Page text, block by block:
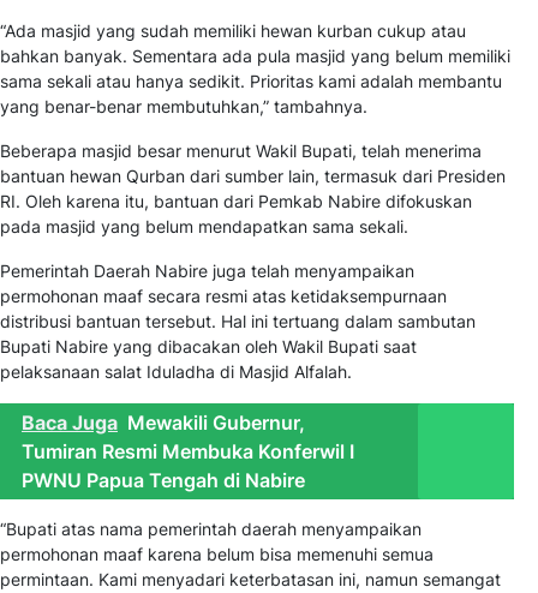
“Ada masjid yang sudah memiliki hewan kurban cukup atau
bahkan banyak. Sementara ada pula masjid yang belum memiliki
sama sekali atau hanya sedikit. Prioritas kami adalah membantu
yang benar-benar membutuhkan,” tambahnya.
Beberapa masjid besar menurut Wakil Bupati, telah menerima
bantuan hewan Qurban dari sumber lain, termasuk dari Presiden
RI. Oleh karena itu, bantuan dari Pemkab Nabire difokuskan
pada masjid yang belum mendapatkan sama sekali.
Pemerintah Daerah Nabire juga telah menyampaikan
permohonan maaf secara resmi atas ketidaksempurnaan
distribusi bantuan tersebut. Hal ini tertuang dalam sambutan
Bupati Nabire yang dibacakan oleh Wakil Bupati saat
pelaksanaan salat Iduladha di Masjid Alfalah.
Baca Juga Mewakili Gubernur,
Tumiran Resmi Membuka Konferwil I
PWNU Papua Tengah di Nabire
“Bupati atas nama pemerintah daerah menyampaikan
permohonan maaf karena belum bisa memenuhi semua
permintaan. Kami menyadari keterbatasan ini, namun semangat